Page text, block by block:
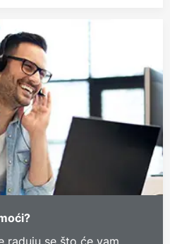
raduju se što će vam